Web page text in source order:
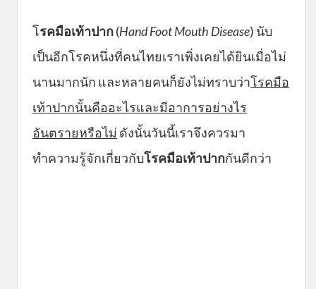
โรคมือเท้าปาก(Hand Foot Mouth Disease) นับ
เป็นอีกโรคหนึ่งที่คนไทยเราเพิ่งเคยได้ยินเมื่อไม่
นานมากนัก และหลายคนก็ยังไม่ทราบว่าโรคมือ
เท้าปากนั้นคืออะไรและมีอาการอย่างไร
อันตรายหรือไม่ ดังนั้นวันนี้เราจึงควรมา
ทำความรู้จักเกี่ยวกับโรคมือเท้าปากกันดีกว่า